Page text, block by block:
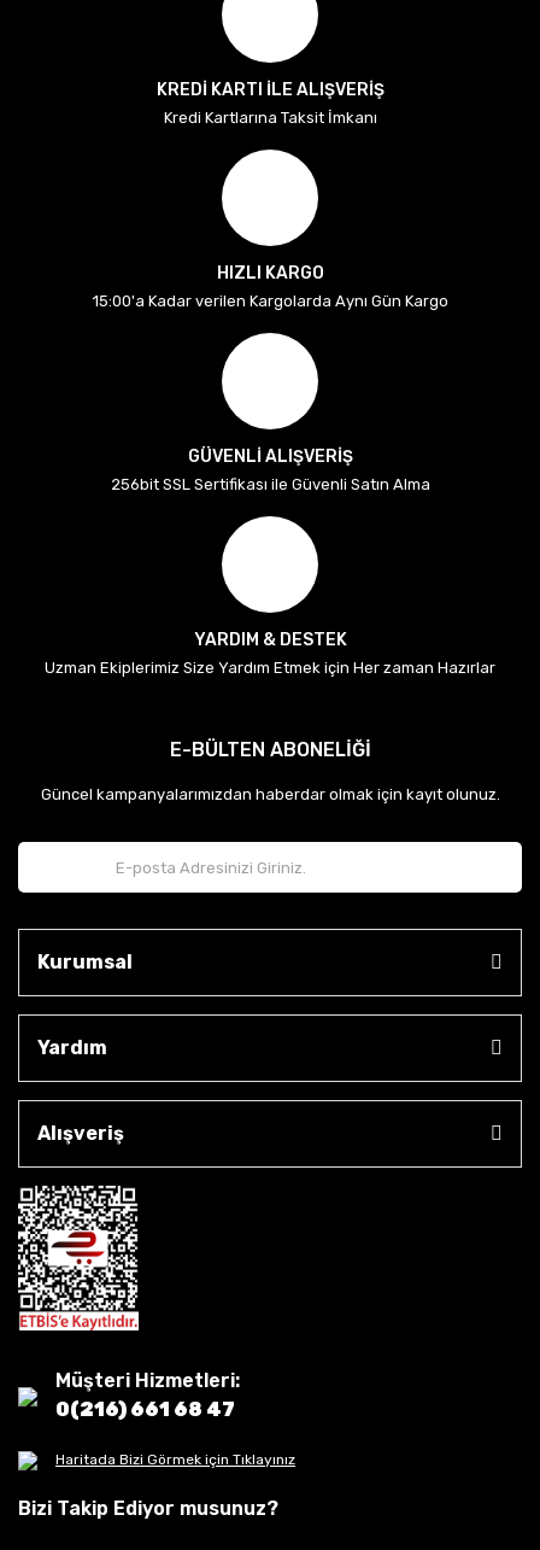
KREDİ KARTI İLE ALIŞVERİŞ
Kredi Kartlarına Taksit İmkanı
HIZLI KARGO
15:00'a Kadar verilen Kargolarda Aynı Gün Kargo
GÜVENLİ ALIŞVERİŞ
256bit SSL Sertifikası ile Güvenli Satın Alma
YARDIM & DESTEK
Uzman Ekiplerimiz Size Yardım Etmek için Her zaman Hazırlar
E-BÜLTEN ABONELİĞİ
Güncel kampanyalarımızdan haberdar olmak için kayıt olunuz.
Kurumsal
Yardım
Alışveriş
Müşteri Hizmetleri:
0(216) 661 68 47
Haritada Bizi Görmek için Tıklayınız
Bizi Takip Ediyor musunuz?